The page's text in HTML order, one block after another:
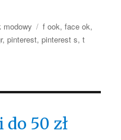
modowy Tagi
f ook,face ok,
,pinterest,pinterest s,t
50 zł